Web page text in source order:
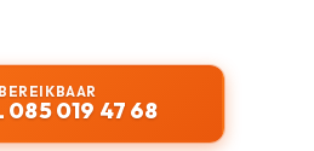
085 019 47 68